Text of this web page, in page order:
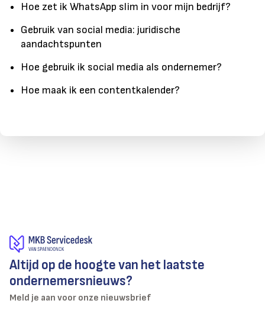
Hoe zet ik WhatsApp slim in voor mijn bedrijf?
Gebruik van social media: juridische
aandachtspunten
Hoe gebruik ik social media als ondernemer?
Hoe maak ik een contentkalender?
Altijd op de hoogte van het laatste
ondernemersnieuws?
Meld je aan voor onze nieuwsbrief